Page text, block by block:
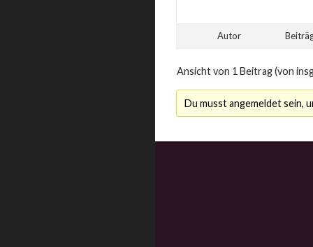
Autor
Ansicht von 1 Beitrag (von
Du musst angemeldet sein,